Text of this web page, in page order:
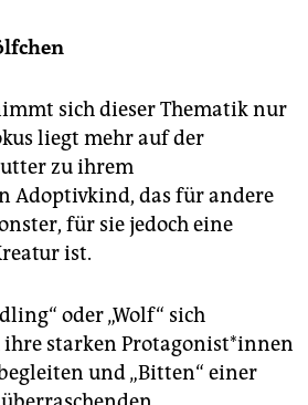
sich dieser Thematik nur
liegt mehr auf der
zu ihrem
Adoptivkind, das für andere
für sie jedoch eine
ist.
oder „Wolf“ sich
starken Protagonist*innen
und „Bitten“ einer